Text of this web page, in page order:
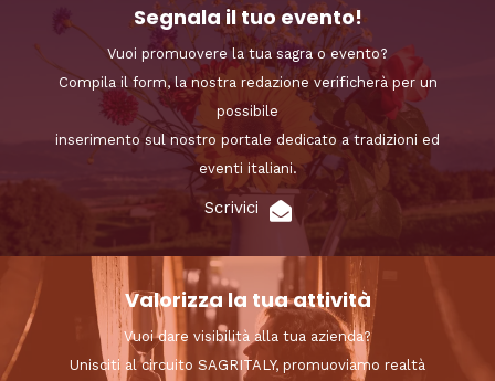
Segnala il tuo evento!
Vuoi promuovere la tua sagra o evento?
Compila il form, la nostra redazione verificherà per un
possibile
inserimento sul nostro portale dedicato a tradizioni ed
eventi italiani.
Scrivici
Valorizza la tua attività
Vuoi dare visibilità alla tua azienda?
Unisciti al circuito SAGRITALY, promuoviamo realtà